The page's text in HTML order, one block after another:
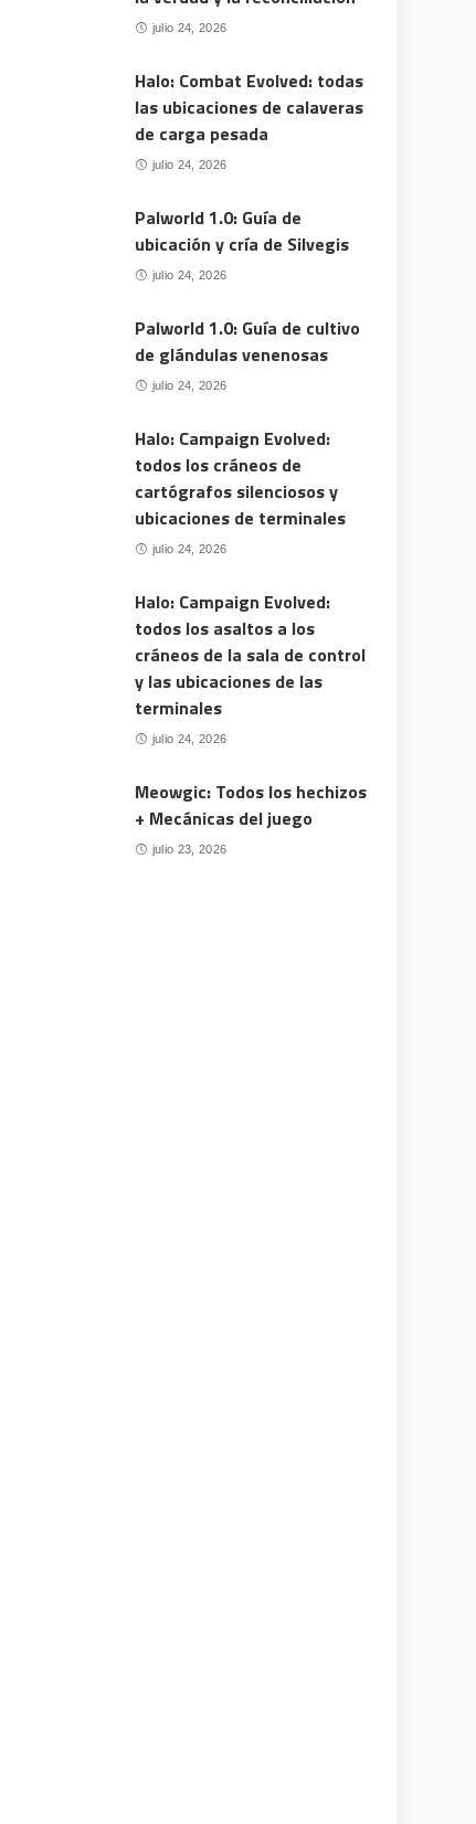
julio 24, 2026
Halo: Combat Evolved: todas
las ubicaciones de calaveras
de carga pesada
julio 24, 2026
Palworld 1.0: Guía de
ubicación y cría de Silvegis
julio 24, 2026
Palworld 1.0: Guía de cultivo
de glándulas venenosas
julio 24, 2026
Halo: Campaign Evolved:
todos los cráneos de
cartógrafos silenciosos y
ubicaciones de terminales
julio 24, 2026
Halo: Campaign Evolved:
todos los asaltos a los
cráneos de la sala de control
y las ubicaciones de las
terminales
julio 24, 2026
Meowgic: Todos los hechizos
+ Mecánicas del juego
julio 23, 2026